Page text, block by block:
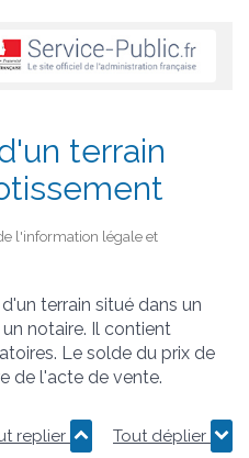
terrain
l'information légale et
terrain situé dans un
notaire. Il contient
Le solde du prix de
de l'acte de vente.
replier Tout déplier